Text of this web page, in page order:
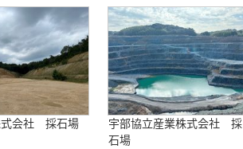
式会社 採石場
宇部協立産業株式会社 採
石場